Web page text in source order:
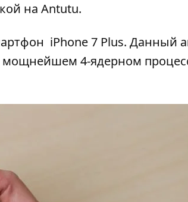
на Antutu.
iPhone 7 Plus. Данный
4-ядерном